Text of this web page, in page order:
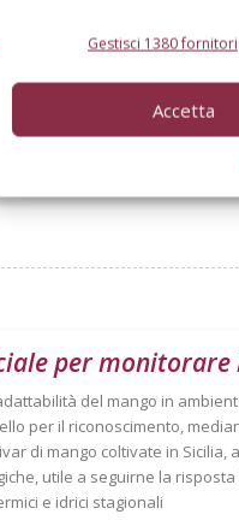
Gestisci 1380 fornitori
Accetta
scenderà sotto i
pesano nel bilancio gli eventi
per monitorare
del mango in
per il riconoscimento,
di mango coltivate in Sicilia,
utile a seguirne la risposta
e idrici stagionali